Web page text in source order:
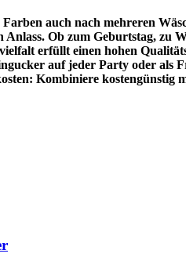
auch nach mehreren
Anlass. Ob zum Geburtstag, zu
erfüllt einen hohen
auf jeder Party oder als
Kombiniere